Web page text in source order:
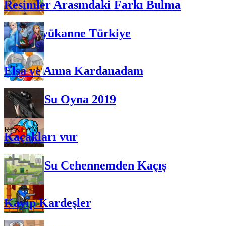
Koş Büyükanne Türkiye
Ateş ve Su Oyna 2019
Ateş ve Su Cehennemden Kaçış
Resimler Arasındaki Farkı Bulma
Elsa ve Anna Kardanadam
Kaçakları vur
Kayıp Kardeşler
REKLAM